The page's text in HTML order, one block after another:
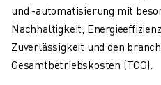
ROBOSHOT SOFTWARE
ROBOSHOT NACHHALTIGKEIT
ROBOSHOT ROBOTER-PAKET
ROBOSHOT VORBEUGENDE
und -automatisierung mit
Nachhaltigkeit,
Zuverlässigkeit und den
Gesamtbetriebskosten (TCO).